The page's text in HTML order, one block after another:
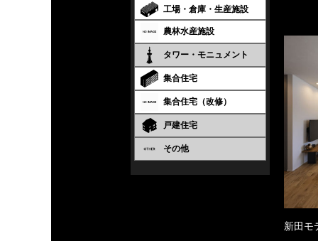
工場・倉庫・生産施設
農林水産施設
タワー・モニュメント
集合住宅
集合住宅（改修）
戸建住宅
その他
新田モ